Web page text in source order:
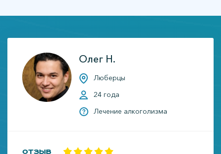
Олег Н.
Люберцы
24 года
Лечение алкоголизма
Отзыв